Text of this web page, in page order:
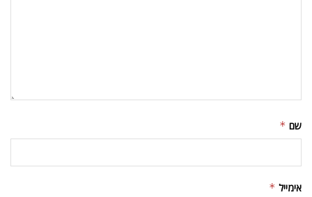
שם *
אימייל *